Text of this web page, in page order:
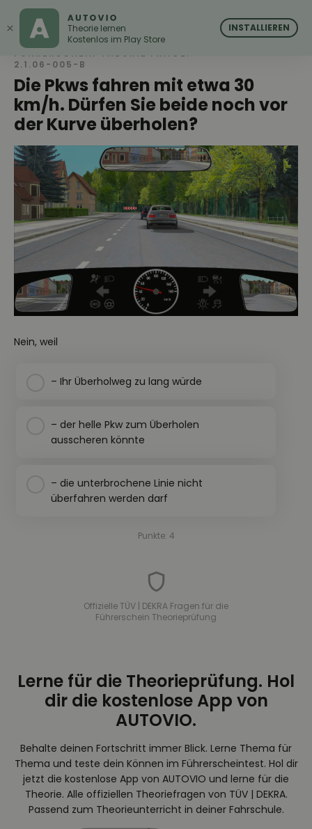
AUTOVIO
Die Pkws fahren mit etwa 30
km/h. Dürfen Sie beide noch vor
der Kurve überholen?
FÜHRERSCHEIN THEORIE FRAGE:
2.1.06-005-B
Nein, weil
– Ihr Überholweg zu lang würde
– der helle Pkw zum Überholen
ausscheren könnte
– die unterbrochene Linie nicht
überfahren werden darf
Punkte: 4
Offizielle TÜV | DEKRA Fragen für die
Führerschein Theorieprüfung
Lerne für die Theorieprüfung. Hol
dir die kostenlose App von
AUTOVIO.
Behalte deinen Fortschritt immer Blick. Lerne Thema für
Thema und teste dein Können im Führerscheintest. Hol dir
jetzt die kostenlose App von AUTOVIO und lerne für die
Theorie. Alle offiziellen Theoriefragen von TÜV | DEKRA.
Passend zum Theorieunterricht in deiner Fahrschule.
× AUTOVIO
Theorie lernen
Kostenlos im Play Store
INSTALLIEREN